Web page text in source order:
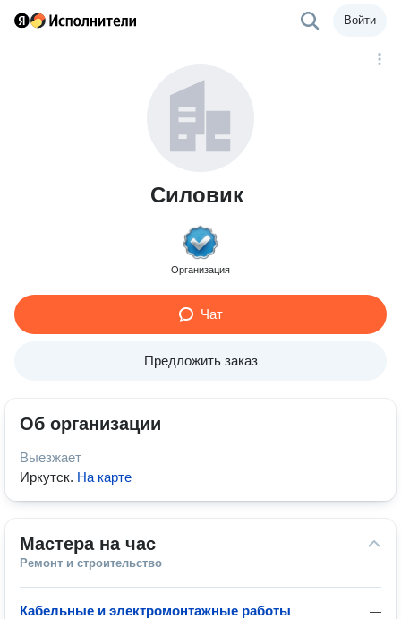
Войти
Силовик
Организация
Чат
Предложить заказ
Об организации
Выезжает
Иркутск. На карте
Мастера на час
Ремонт и строительство
—
Кабельные и электромонтажные работы